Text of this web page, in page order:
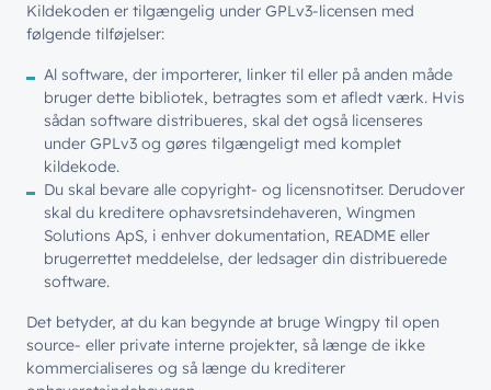
Kildekoden er tilgængelig under GPLv3-licensen med
følgende tilføjelser:
Al software, der importerer, linker til eller på anden måde
bruger dette bibliotek, betragtes som et afledt værk. Hvis
sådan software distribueres, skal det også licenseres
under GPLv3 og gøres tilgængeligt med komplet
kildekode.
Du skal bevare alle copyright- og licensnotitser. Derudover
skal du kreditere ophavsretsindehaveren, Wingmen
Solutions ApS, i enhver dokumentation, README eller
brugerrettet meddelelse, der ledsager din distribuerede
software.
Det betyder, at du kan begynde at bruge Wingpy til open
source- eller private interne projekter, så længe de ikke
kommercialiseres og så længe du krediterer